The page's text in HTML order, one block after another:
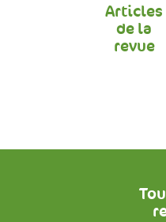
Articles
de la
revue